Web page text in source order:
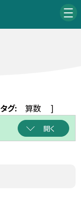
タグ: 算数 ]
開く